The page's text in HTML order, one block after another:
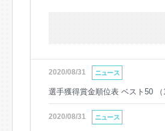
2020/08/31 ニュース
選手獲得賞金順位表 ベスト50 （
2020/08/31 ニュース